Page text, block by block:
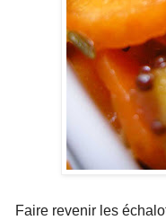
Faire revenir les